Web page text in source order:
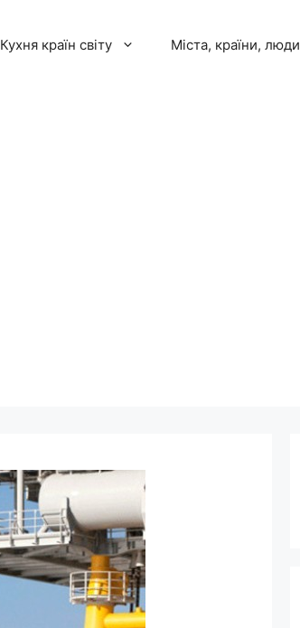
Кухня країн світу Міста, країни, люди